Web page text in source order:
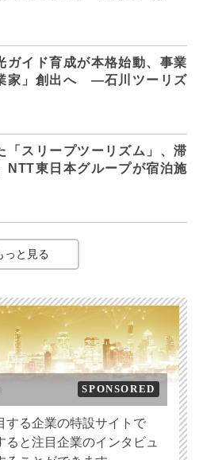
ガイド育成が本格始動、事業
家」創出へ ―石川ツーリズ
「スリープツーリズム」、滞
NTT東日本グループが宿泊施
っと見る
SPONSORED
する企業の特設サイトで
と注目企業のインタビュ